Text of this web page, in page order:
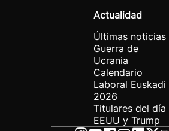
Actualidad
Últimas noticias
Guerra de
Ucrania
Calendario
Laboral Euskadi
2026
Titulares del día
EEUU y Trump